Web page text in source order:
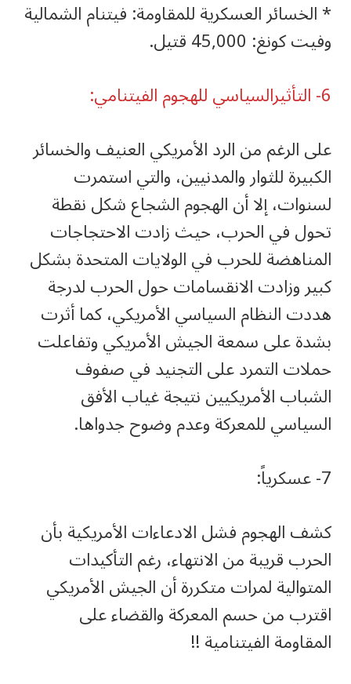
‏* الخسائر العسكرية للمقاومة: فيتنام الشمالية
وفيت كونغ: 45,000 قتيل.
‏على الرغم من الرد الأمريكي العنيف والخسائر
الكبيرة للثوار والمدنيين، والتي استمرت
لسنوات، إلا أن الهجوم الشجاع شكل نقطة
تحول في الحرب، حيث زادت الاحتجاجات
المناهضة للحرب في الولايات المتحدة بشكل
كبير وزادت الانقسامات حول الحرب لدرجة
هددت النظام السياسي الأمريكي، كما أثرت
بشدة على سمعة الجيش الأمريكي وتفاعلت
حملات التمرد على التجنيد في صفوف
الشباب الأمريكيين نتيجة غياب الأفق
السياسي للمعركة وعدم وضوح جدواها.
‏كشف الهجوم فشل الادعاءات الأمريكية بأن
الحرب قريبة من الانتهاء، رغم التأكيدات
المتوالية لمرات متكررة أن الجيش الأمريكي
اقترب من حسم المعركة والقضاء على
المقاومة الفيتنامية !!